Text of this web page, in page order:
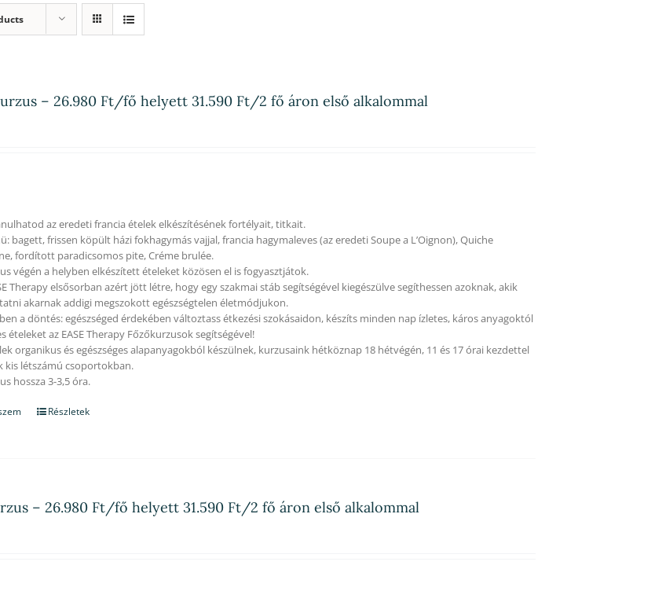
– 26.980 Ft/fő helyett 31.590 Ft/2 fő áron első alkalommal
az eredeti francia ételek elkészítésének fortélyait, titkait.
bagett, frissen köpült házi fokhagymás vajjal, francia hagymaleves (az eredeti Soupe a L’Oignon), Quiche
fordított paradicsomos pite, Créme brulée.
végén a helyben elkészített ételeket közösen el is fogyasztjátok.
Therapy elsősorban azért jött létre, hogy egy szakmai stáb segítségével kiegészülve segíthessen azoknak, akik
akarnak addigi megszokott egészségtelen életmódjukon.
a döntés: egészséged érdekében változtass étkezési szokásaidon, készíts minden nap ízletes, káros anyagoktól
ételeket az EASE Therapy Főzőkurzusok segítségével!
organikus és egészséges alapanyagokból készülnek, kurzusaink hétköznap 18 hétvégén, 11 és 17 órai kezdettel
kis létszámú csoportokban.
hossza 3-3,5 óra.
Részletek
– 26.980 Ft/fő helyett 31.590 Ft/2 fő áron első alkalommal